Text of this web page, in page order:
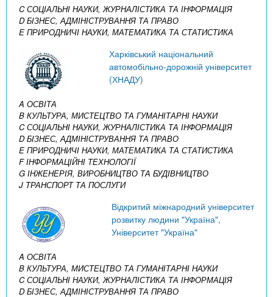
C СОЦІАЛЬНІ НАУКИ, ЖУРНАЛІСТИКА ТА ІНФОРМАЦІЯ
D БІЗНЕС, АДМІНІСТРУВАННЯ ТА ПРАВО
E ПРИРОДНИЧІ НАУКИ, МАТЕМАТИКА ТА СТАТИСТИКА
Харківський національний
автомобільно-дорожній університет
(ХНАДУ)
A ОСВІТА
B КУЛЬТУРА, МИСТЕЦТВО ТА ГУМАНІТАРНІ НАУКИ
C СОЦІАЛЬНІ НАУКИ, ЖУРНАЛІСТИКА ТА ІНФОРМАЦІЯ
D БІЗНЕС, АДМІНІСТРУВАННЯ ТА ПРАВО
E ПРИРОДНИЧІ НАУКИ, МАТЕМАТИКА ТА СТАТИСТИКА
F ІНФОРМАЦІЙНІ ТЕХНОЛОГІЇ
G ІНЖЕНЕРІЯ, ВИРОБНИЦТВО ТА БУДІВНИЦТВО
J ТРАНСПОРТ ТА ПОСЛУГИ
Відкритий міжнародний університет
розвитку людини "Україна",
Університет "Україна"
A ОСВІТА
B КУЛЬТУРА, МИСТЕЦТВО ТА ГУМАНІТАРНІ НАУКИ
C СОЦІАЛЬНІ НАУКИ, ЖУРНАЛІСТИКА ТА ІНФОРМАЦІЯ
D БІЗНЕС, АДМІНІСТРУВАННЯ ТА ПРАВО